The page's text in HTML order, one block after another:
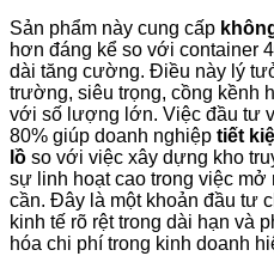
Sản phẩm này cung cấp
hơn đáng kể so với container
dài tăng cường. Điều này lý
trường, siêu trọng, cồng kềnh
với số lượng lớn. Việc đầu tư
80% giúp doanh nghiệp tiết
lồ so với việc xây dựng kho
sự linh hoạt cao trong việc
cần. Đây là một khoản đầu tư
kinh tế rõ rệt trong dài hạn và
hóa chi phí trong kinh doanh